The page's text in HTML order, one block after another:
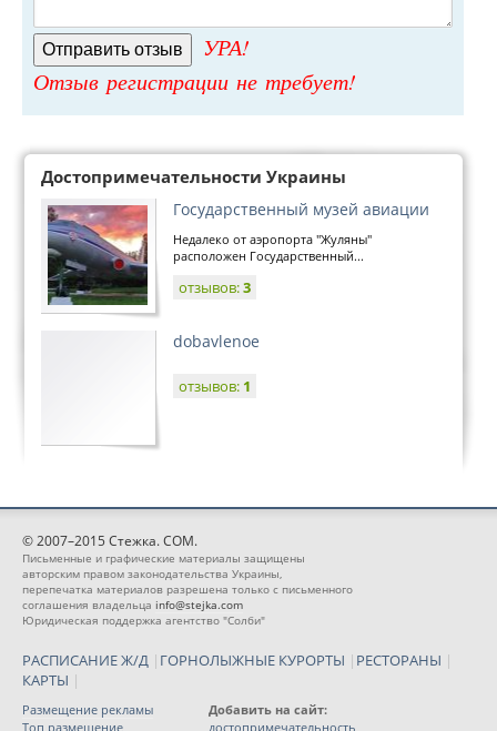
УРА!
Отзыв регистрации не требует!
Достопримечательности Украины
Государственный музей авиации
Недалеко от аэропорта "Жуляны"
расположен Государственный...
отзывов:3
dobavlenoe
отзывов: 1
© 2007–2015 Стежка. COM.
Письменные и графические материалы защищены
авторским правом законодательства Украины,
перепечатка материалов разрешена только с письменного
соглашения владельца info@stejka.com
Юридическая поддержка агентство "Солби"
РАСПИСАНИЕ Ж/Д | ГОРНОЛЫЖНЫЕ КУРОРТЫ | РЕСТОРАНЫ |
КАРТЫ |
Размещение рекламы
Топ размещение
Добавить на сайт:
достопримечательность